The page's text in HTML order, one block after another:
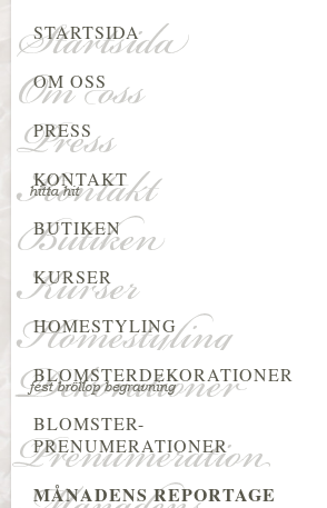
STARTSIDA
OM OSS
PRESS
KONTAKT
BUTIKEN
KURSER
HOMESTYLING
BLOMSTERDEKORATIONER
BLOMSTER-
PRENUMERATIONER
MÅNADENS REPORTAGE